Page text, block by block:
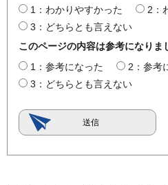
1：わかりやすかった
2：
3：どちらとも言えない
このページの内容は参考になりま
1：参考になった
2：参考
3：どちらとも言えない